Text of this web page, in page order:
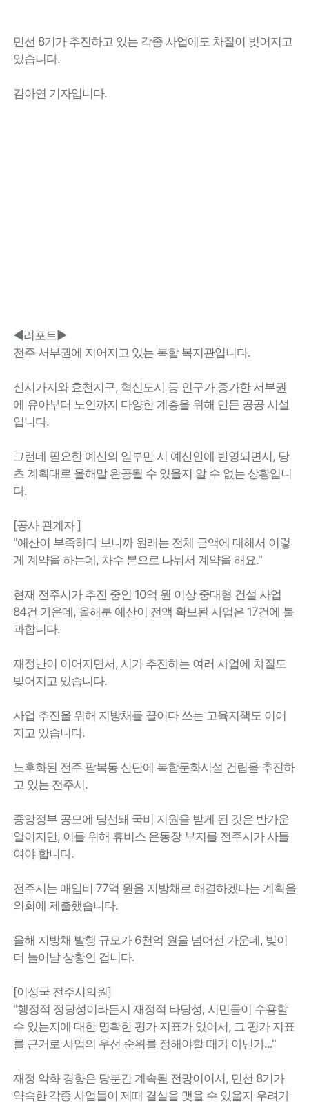
민선 8기가 추진하고 있는 각종 사업에도 차질이 빚어지고
있습니다.
김아연 기자입니다.
◀리포트▶
전주 서부권에 지어지고 있는 복합 복지관입니다.
신시가지와 효천지구, 혁신도시 등 인구가 증가한 서부권
에 유아부터 노인까지 다양한 계층을 위해 만든 공공 시설
입니다.
그런데 필요한 예산의 일부만 시 예산안에 반영되면서, 당
초 계획대로 올해말 완공될 수 있을지 알 수 없는 상황입니
다.
[공사 관계자 ]
"예산이 부족하다 보니까 원래는 전체 금액에 대해서 이렇
게 계약을 하는데, 차수 분으로 나눠서 계약을 해요."
현재 전주시가 추진 중인 10억 원 이상 중대형 건설 사업
84건 가운데, 올해분 예산이 전액 확보된 사업은 17건에 불
과합니다.
재정난이 이어지면서, 시가 추진하는 여러 사업에 차질도
빚어지고 있습니다.
사업 추진을 위해 지방채를 끌어다 쓰는 고육지책도 이어
지고 있습니다.
노후화된 전주 팔복동 산단에 복합문화시설 건립을 추진하
고 있는 전주시.
중앙정부 공모에 당선돼 국비 지원을 받게 된 것은 반가운
일이지만, 이를 위해 휴비스 운동장 부지를 전주시가 사들
여야 합니다.
전주시는 매입비 77억 원을 지방채로 해결하겠다는 계획을
의회에 제출했습니다.
올해 지방채 발행 규모가 6천억 원을 넘어선 가운데, 빚이
더 늘어날 상황인 겁니다.
[이성국 전주시의원]
"행정적 정당성이라든지 재정적 타당성, 시민들이 수용할
수 있는지에 대한 명확한 평가 지표가 있어서, 그 평가 지표
를 근거로 사업의 우선 순위를 정해야할 때가 아닌가..."
재정 악화 경향은 당분간 계속될 전망이어서, 민선 8기가
약속한 각종 사업들이 제때 결실을 맺을 수 있을지 우려가